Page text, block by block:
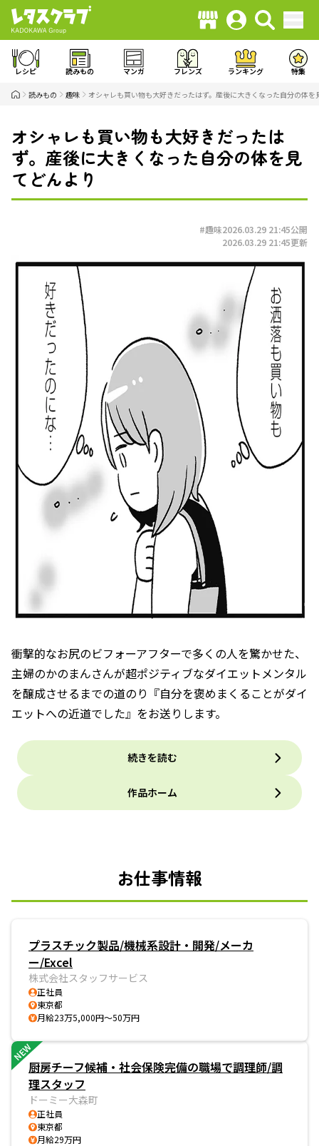
レシピ 読みもの マンガ フレンズ ランキング 特集
読みもの 趣味 オシャレも買い物も大好きだったはず。産後に大きくなった自分の体を
オシャレも買い物も大好きだったは
ず。産後に大きくなった自分の体を見
てどんより
#趣味2026.03.29 21:45公開
2026.03.29 21:45更新
衝撃的なお尻のビフォーアフターで多くの人を驚かせた、
主婦のかのまんさんが超ポジティブなダイエットメンタル
を醸成させるまでの道のり『自分を褒めまくることがダイ
エットへの近道でした』をお送りします。
続きを読む
作品ホーム
お仕事情報
プラスチック製品/機械系設計・開発/メーカ
ー/Excel
株式会社スタッフサービス
正社員
東京都
月給23万5,000円～50万円
NEW
厨房チーフ候補・社会保険完備の職場で調理師/調
理スタッフ
ドーミー大森町
正社員
東京都
月給29万円